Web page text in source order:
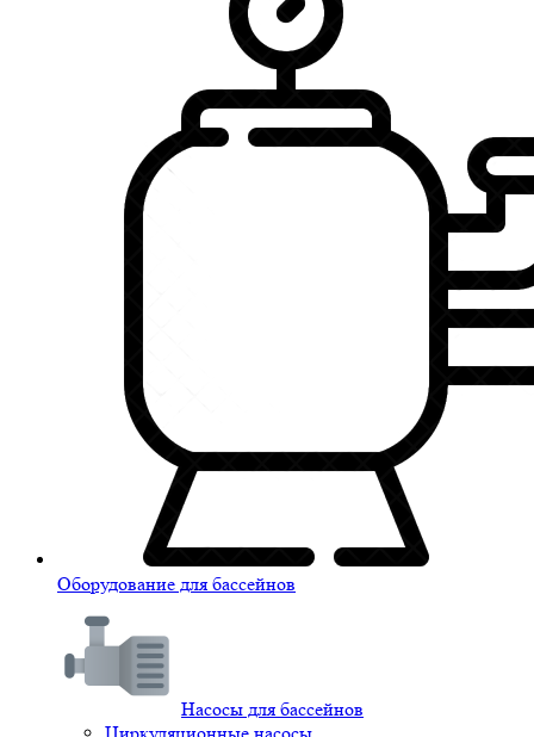
Оборудование для бассейнов
Насосы для бассейнов